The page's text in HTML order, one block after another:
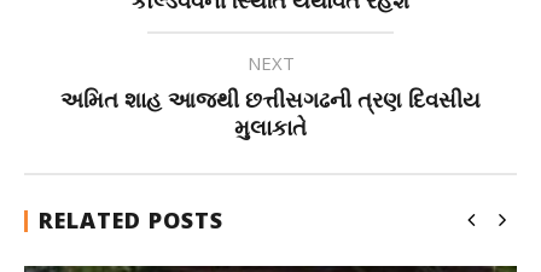
NEXT
અમિત શાહ આજથી છત્તીસગઢની ત્રણ દિવસીય
મુલાકાતે
RELATED POSTS